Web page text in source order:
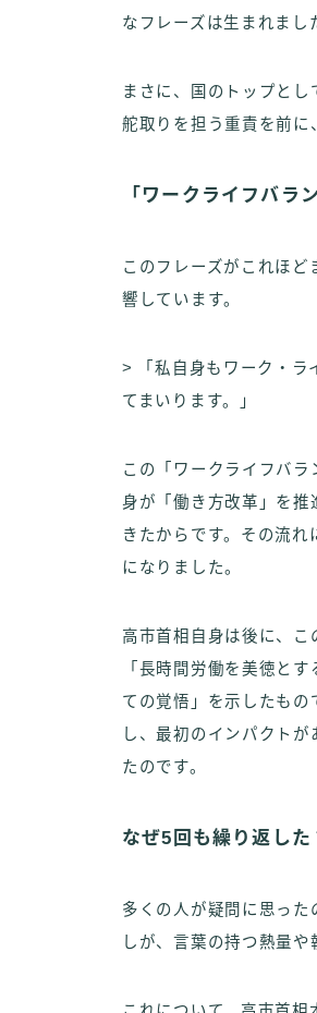
なフレーズは生まれまし
まさに、国のトップと
舵取りを担う重責を前に
「ワークライフバラ
このフレーズがこれほ
響しています。
> 「私自身もワーク・ラ
てまいります。」
この「ワークライフバ
身が「働き方改革」を推
きたからです。その流
になりました。
高市首相自身は後に、こ
「長時間労働を美徳と
ての覚悟」を示したも
し、最初のインパクト
たのです。
なぜ5回も繰り返し
多くの人が疑問に思っ
しが、言葉の持つ熱量や